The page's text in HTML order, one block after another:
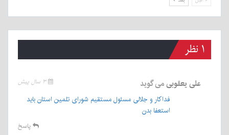
۱ نظر
علی یعقوبیمی گوید ۳ سال پیش
فداکار و جلالی مسئول مستقیم شورای تلمین استان باید
استعفا بدن
پاسخ